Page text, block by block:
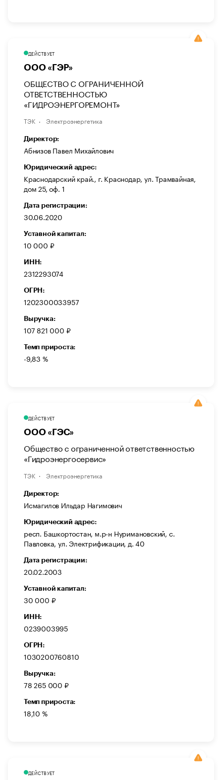
ДЕЙСТВУЕТ
ООО «ГЭР»
ОБЩЕСТВО С ОГРАНИЧЕННОЙ
ОТВЕТСТВЕННОСТЬЮ
«ГИДРОЭНЕРГОРЕМОНТ»
ТЭК Электроэнергетика
Директор:
Абнизов Павел Михайлович
Юридический адрес:
Краснодарский край., г. Краснодар, ул. Трамвайная,
дом 25, оф. 1
Дата регистрации:
30.06.2020
Уставной капитал:
10 000 ₽
ИНН:
2312293074
ОГРН:
1202300033957
Выручка:
107 821 000 ₽
Темп прироста:
-9,83 %
ДЕЙСТВУЕТ
ООО «ГЭС»
Общество с ограниченной ответственностью
«Гидроэнергосервис»
ТЭК Электроэнергетика
Директор:
Исмагилов Ильдар Нагимович
Юридический адрес:
респ. Башкортостан, м.р-н Нуримановский, с.
Павловка, ул. Электрификации, д. 40
Дата регистрации:
20.02.2003
Уставной капитал:
30 000 ₽
ИНН:
0239003995
ОГРН:
1030200760810
Выручка:
78 265 000 ₽
Темп прироста:
18,10 %
ДЕЙСТВУЕТ